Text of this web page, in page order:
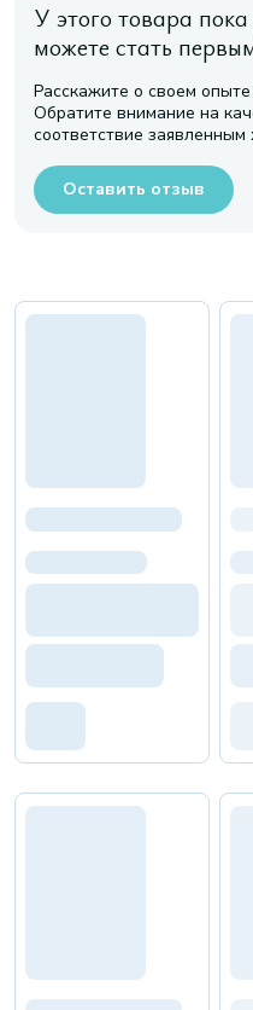
У этого товара
можете стать
Расскажите о своем
Обратите внимание на
соответствие заявленным
Оставить отзыв